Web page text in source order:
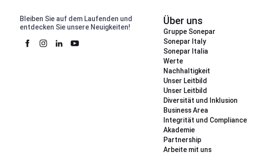
Bleiben Sie auf dem Laufenden und
entdecken Sie unsere Neuigkeiten!
Über uns
Gruppe Sonepar
Sonepar Italy
Sonepar Italia
Werte
Nachhaltigkeit
Unser Leitbild
Unser Leitbild
Diversität und Inklusion
Business Area
Integrität und Compliance
Akademie
Partnership
Arbeite mit uns